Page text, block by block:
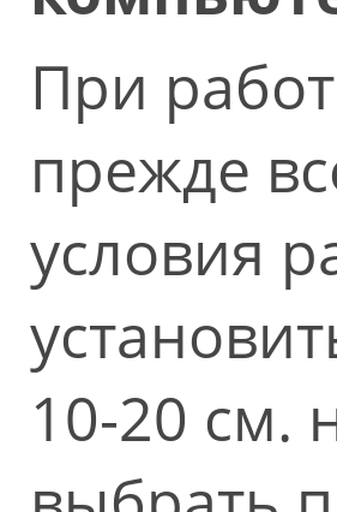
При
прежде
условия
10-20 см.